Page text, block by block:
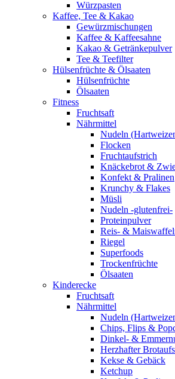
Würzpasten
Kaffee, Tee & Kakao
Gewürzmischungen
Kaffee & Kaffeesahne
Kakao & Getränkepulver
Tee & Teefilter
Hülsenfrüchte & Ölsaaten
Hülsenfrüchte
Ölsaaten
Fitness
Fruchtsaft
Nährmittel
Nudeln
Flocken
Fruchtaufstrich
Knäckebrot &
Konfekt & Pralinen
Krunchy & Flakes
Müsli
Nudeln -glutenfrei-
Proteinpulver
Reis- &
Riegel
Superfoods
Trockenfrüchte
Ölsaaten
Kinderecke
Fruchtsaft
Nährmittel
Nudeln
Chips, Flips &
Dinkel- &
Herzhafter
Kekse & Gebäck
Ketchup